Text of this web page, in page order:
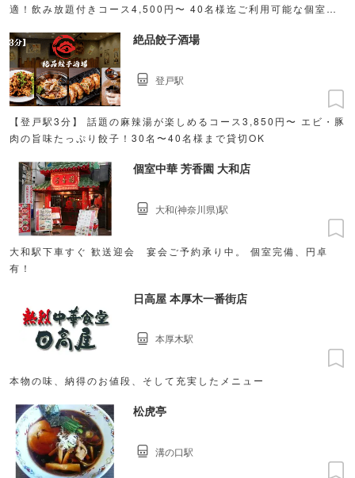
適！飲み放題付きコース4,500円〜 40名様迄ご利用可能な個室完
絶品餃子酒場
【登戸駅3分】 話題の麻辣湯が楽しめるコース3,850円〜 エビ・豚
肉の旨味たっぷり餃子！30名〜40名様まで貸切OK
登戸駅
個室中華 芳香園 大和店
大和駅下車すぐ 歓送迎会 宴会ご予約承り中。 個室完備、円卓
有！
大和(神奈川県)駅
日高屋 本厚木一番街店
本物の味、納得のお値段、そして充実したメニュー
本厚木駅
松虎亭
溝の口駅